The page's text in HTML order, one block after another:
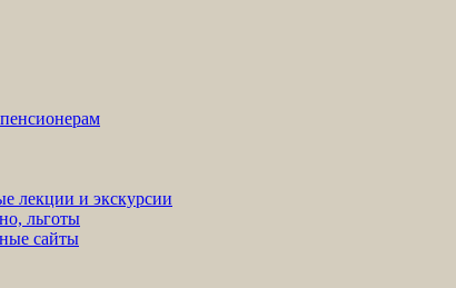
лекции и экскурсии
льготы
сайты